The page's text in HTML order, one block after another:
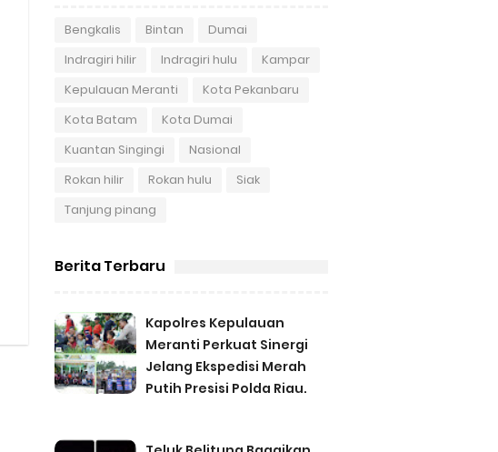
Bengkalis Bintan
Dumai
Indragiri hilir
Indragiri hulu
Kampar
Kepulauan Meranti
Kota Pekanbaru
Kota Batam
Kota Dumai
Kuantan Singingi
Nasional
Rokan hilir
Rokan hulu
Siak
Tanjung pinang
Berita Terbaru
Kapolres Kepulauan
Meranti Perkuat Sinergi
Jelang Ekspedisi Merah
Putih Presisi Polda Riau.